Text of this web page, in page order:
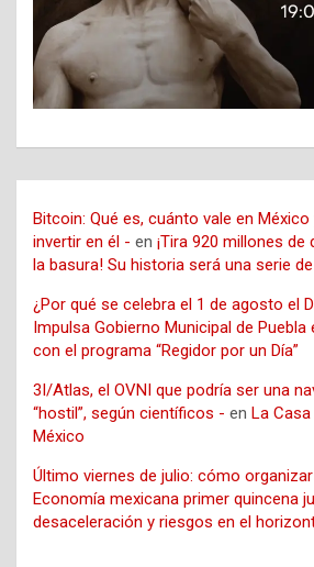
Bitcoin: Qué es, cuánto vale en
invertir en él - en ¡Tira 920 millones
la basura! Su historia será una serie
¿Por qué se celebra el 1 de agosto el
Impulsa Gobierno Municipal de Puebla
con el programa “Regidor por un Día”
3I/Atlas, el OVNI que podría ser una
“hostil”, según científicos - en La
México
Último viernes de julio: cómo
Economía mexicana primer quincena
desaceleración y riesgos en el